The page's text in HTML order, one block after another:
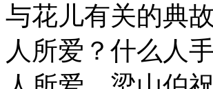
与花儿有关的典
人所爱？什么人